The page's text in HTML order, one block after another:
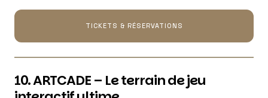
TICKETS & RÉSERVATIONS
10. ARTCADE – Le terrain de jeu